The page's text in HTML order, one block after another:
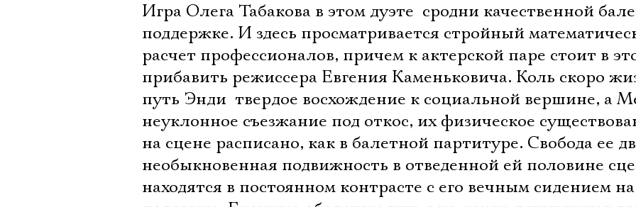
Игра Олега Табакова в этом дуэте  сродни качественной
поддержке. И здесь просматривается стройный
расчет профессионалов, причем к актерской паре стоит в
прибавить режиссера Евгения Каменьковича. Коль скоро
путь Энди  твердое восхождение к социальной вершине, а
неуклонное съезжание под откос, их физическое
на сцене расписано, как в балетной партитуре. Свобода ее
необыкновенная подвижность в отведенной ей половине
находятся в постоянном контрасте с его вечным сидением